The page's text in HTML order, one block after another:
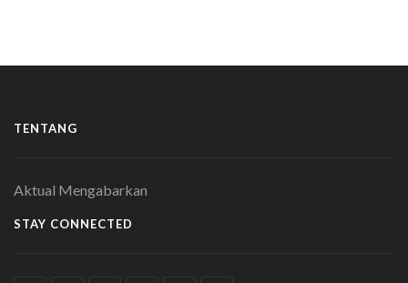
TENTANG
Aktual Mengabarkan
STAY CONNECTED